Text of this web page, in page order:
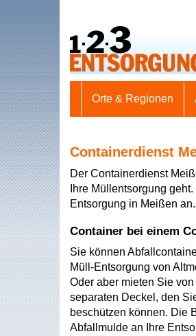
Orte & Regionen
Containerdienst
Der Containerdienst
Ihre Müllentsorgung
Entsorgung in Meißen an.
Container bei einem
Sie können
Müll-Entsorgung von
Oder aber mieten Sie
separaten Deckel, den
beschützen können. Die
Abfallmulde an Ihre